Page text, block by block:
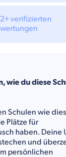
wie du diese
Schulen wie
Plätze für
haben. Deine
und
persönlichen
verifizierten